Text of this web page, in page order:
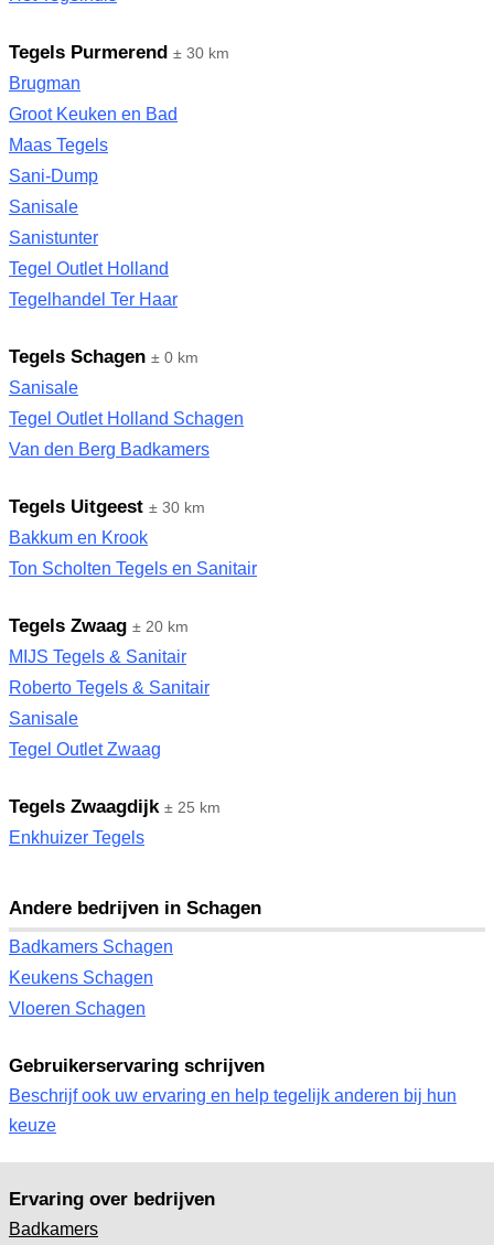
Tegels Purmerend ± 30 km
Brugman
Groot Keuken en Bad
Maas Tegels
Sani-Dump
Sanisale
Sanistunter
Tegel Outlet Holland
Tegelhandel Ter Haar
Tegels Schagen ± 0 km
Sanisale
Tegel Outlet Holland Schagen
Van den Berg Badkamers
Tegels Uitgeest ± 30 km
Bakkum en Krook
Ton Scholten Tegels en Sanitair
Tegels Zwaag ± 20 km
MIJS Tegels & Sanitair
Roberto Tegels & Sanitair
Sanisale
Tegel Outlet Zwaag
Tegels Zwaagdijk ± 25 km
Enkhuizer Tegels
Andere bedrijven in Schagen
Badkamers Schagen
Keukens Schagen
Vloeren Schagen
Gebruikerservaring schrijven
Beschrijf ook uw ervaring en help tegelijk anderen bij hun
keuze
Ervaring over bedrijven
Badkamers